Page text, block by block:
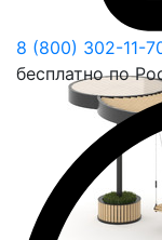
8 (800) 302-11-
бесплатно по